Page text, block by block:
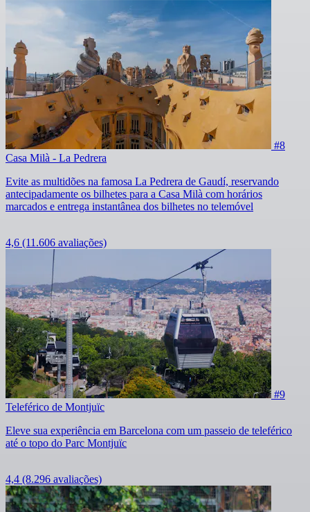
#8
Casa Milà - La Pedrera
Evite as multidões na famosa La Pedrera de Gaudí, reservando
antecipadamente os bilhetes para a Casa Milà com horários
marcados e entrega instantânea dos bilhetes no telemóvel
4,6 (11.606 avaliações)
#9
Teleférico de Montjuïc
Eleve sua experiência em Barcelona com um passeio de teleférico
até o topo do Parc Montjuïc
4,4 (8.296 avaliações)